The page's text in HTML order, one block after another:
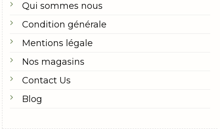
Qui sommes nous
Condition générale
Mentions légale
Nos magasins
Contact Us
Blog